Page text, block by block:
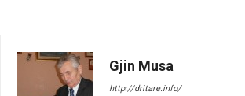
Gjin Musa
http://dritare.info/